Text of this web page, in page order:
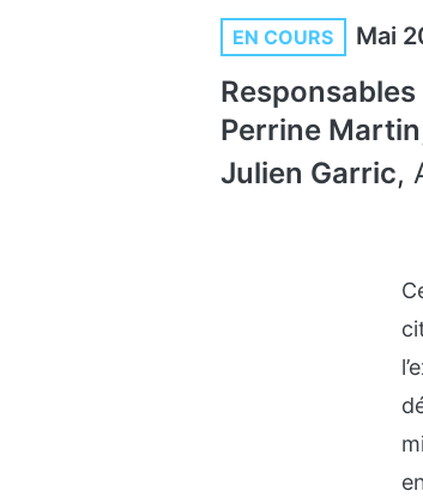
EN COURS Mai
Responsables
Perrine Martin
Julien Garric,